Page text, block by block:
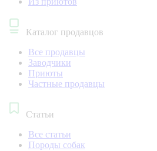
Каталог продавцов
Все продавцы
Заводчики
Приюты
Частные продавцы
Статьи
Все статьи
Породы собак